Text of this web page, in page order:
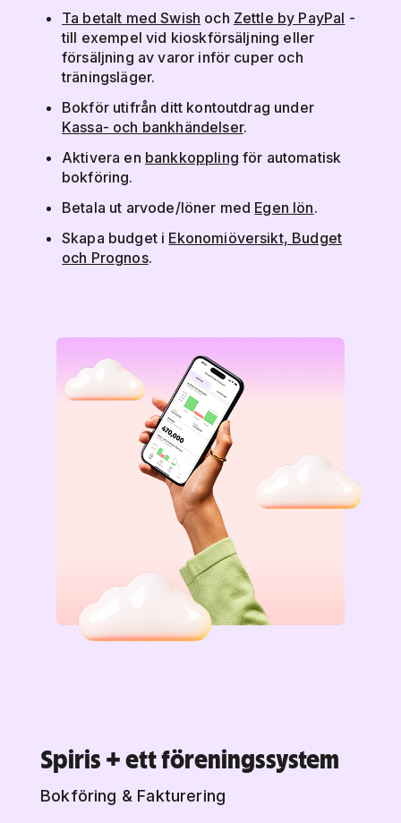
Ta betalt med Swish och Zettle by PayPal -
till exempel vid kioskförsäljning eller
försäljning av varor inför cuper och
träningsläger.
Bokför utifrån ditt kontoutdrag under
Kassa- och bankhändelser.
Aktivera en bankkoppling för automatisk
bokföring.
Betala ut arvode/löner med Egen lön.
Skapa budget i Ekonomiöversikt, Budget
och Prognos.
Spiris + ett föreningssystem
Bokföring & Fakturering